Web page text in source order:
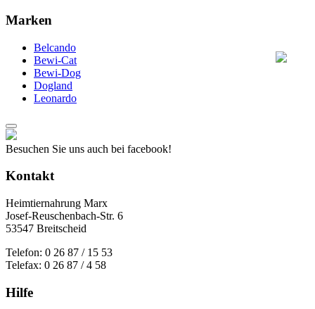
Marken
Belcando
Bewi-Cat
Bewi-Dog
Dogland
Leonardo
Besuchen Sie uns auch bei facebook!
Kontakt
Heimtiernahrung Marx
Josef-Reuschenbach-Str. 6
53547 Breitscheid
Telefon: 0 26 87 / 15 53
Telefax: 0 26 87 / 4 58
Hilfe